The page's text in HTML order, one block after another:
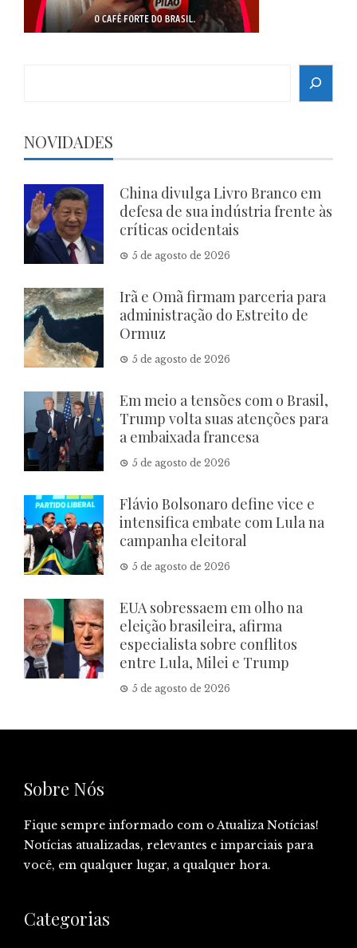
NOVIDADES
China divulga Livro Branco em
defesa de sua indústria frente às
críticas ocidentais
5 de agosto de 2026
Irã e Omã firmam parceria para
administração do Estreito de
Ormuz
5 de agosto de 2026
Em meio a tensões com o Brasil,
Trump volta suas atenções para
a embaixada francesa
5 de agosto de 2026
Flávio Bolsonaro define vice e
intensifica embate com Lula na
campanha eleitoral
5 de agosto de 2026
EUA sobressaem em olho na
eleição brasileira, afirma
especialista sobre conflitos
entre Lula, Milei e Trump
5 de agosto de 2026
Sobre Nós
Fique sempre informado com o Atualiza Notícias!
Notícias atualizadas, relevantes e imparciais para
você, em qualquer lugar, a qualquer hora.
Categorias